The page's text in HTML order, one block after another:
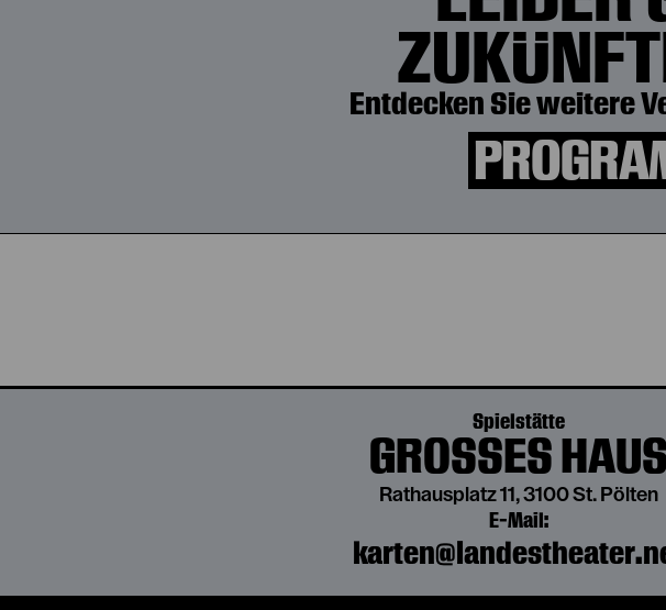
Entdecken Sie weitere
Spielstätte
GROSSES HAUS
Rathausplatz 11, 3100 St. Pölten
E-Mail: